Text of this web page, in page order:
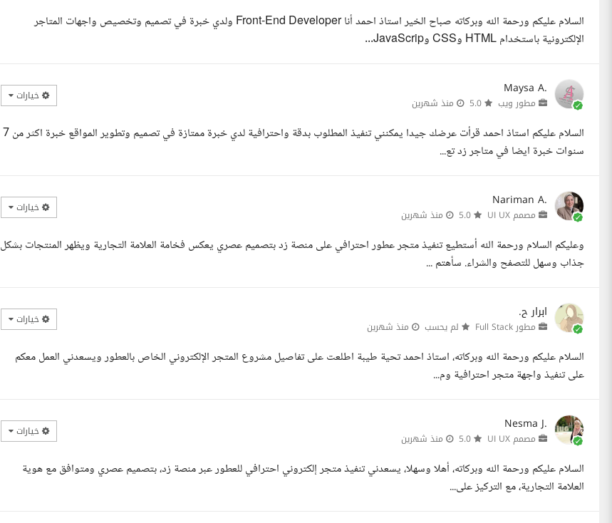
السلام عليكم ورحمة الله وبركاته صباح الخير استاذ احمد أنا Front-End Developer ولدي خبرة في تصميم وتخصيص واجهات المتاجر
الإلكترونية باستخدام HTML وCSS وJavaScrip...
Maysa A.
مطور ويب منذ شهرين خيارات
السلام عليكم استاذ احمد قرأت عرضك جيدا يمكنني تنفيذ المطلوب بدقة واحترافية لدي خبرة ممتازة في تصميم وتطوير المواقع خبرة اكثر من 7
سنوات خبرة ايضا في متاجر زد تع...
Nariman A.
مصمم UI UX منذ شهرين خيارات
وعليكم السلام ورحمة الله أستطيع تنفيذ متجر عطور احترافي على منصة زد بتصميم عصري يعكس فخامة العلامة التجارية ويظهر المنتجات بشكل
جذاب وسهل للتصفح والشراء. سأهتم ...
ابرار ح.
مطور Full Stack لم يحسب منذ شهرين خيارات
السلام عليكم ورحمة الله وبركاته، استاذ احمد تحية طيبة اطلعت على تفاصيل مشروع المتجر الإلكتروني الخاص بالعطور ويسعدني العمل معكم
على تنفيذ واجهة متجر احترافية وم...
Nesma J.
مصمم UI UX منذ شهرين خيارات
السلام عليكم ورحمة الله وبركاته، أهلا وسهلا، يسعدني تنفيذ متجر إلكتروني احترافي للعطور عبر منصة زد، بتصميم عصري ومتوافق مع هوية
العلامة التجارية، مع التركيز على...